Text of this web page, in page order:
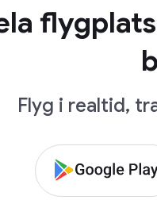
Flyg i realtid,